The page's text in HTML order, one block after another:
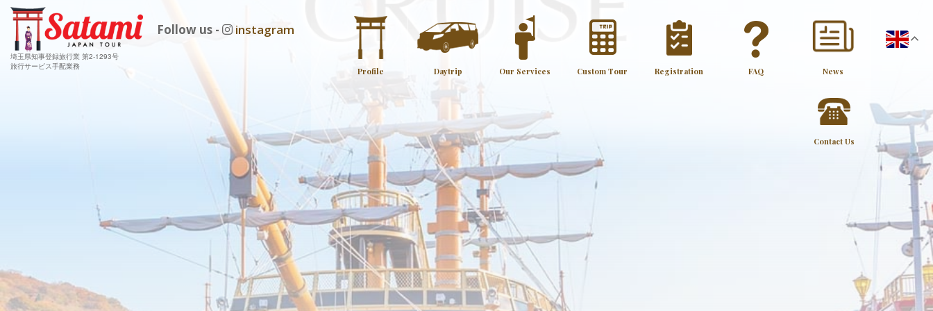
Follow us - instagram
埼玉県知事登録旅行業 第2-1293号
旅行サービス手配業務
Profile Daytrip Our Services Custom Tour Registration FAQ News
Contact Us